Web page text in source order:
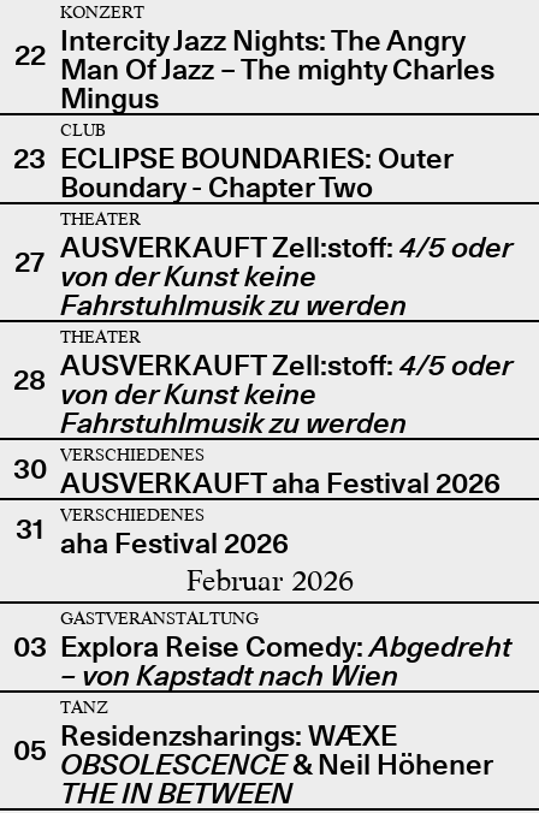
22
KONZERT
Intercity Jazz Nights: The Angry
Man Of Jazz – The mighty Charles
Mingus
23
CLUB
ECLIPSE BOUNDARIES: Outer
Boundary - Chapter Two
27
THEATER
AUSVERKAUFT Zell:stoff: 4/5 oder
von der Kunst keine
Fahrstuhlmusik zu werden
28
THEATER
AUSVERKAUFT Zell:stoff: 4/5 oder
von der Kunst keine
Fahrstuhlmusik zu werden
30
VERSCHIEDENES
AUSVERKAUFT aha Festival 2026
31
VERSCHIEDENES
aha Festival 2026
Februar 2026
03
GASTVERANSTALTUNG
Explora Reise Comedy:Abgedreht
– von Kapstadt nach Wien
05
TANZ
Residenzsharings: WÆXE
OBSOLESCENCE& Neil Höhener
THE IN BETWEEN